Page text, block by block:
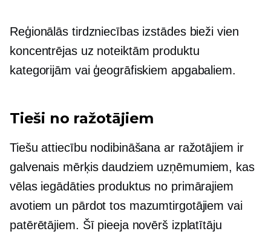
Reģionālās tirdzniecības izstādes bieži vien
koncentrējas uz noteiktām produktu
kategorijām vai ģeogrāfiskiem apgabaliem.
Tieši no ražotājiem
Tiešu attiecību nodibināšana ar ražotājiem ir
galvenais mērķis daudziem uzņēmumiem, kas
vēlas iegādāties produktus no primārajiem
avotiem un pārdot tos mazumtirgotājiem vai
patērētājiem. Šī pieeja novērš izplatītāju